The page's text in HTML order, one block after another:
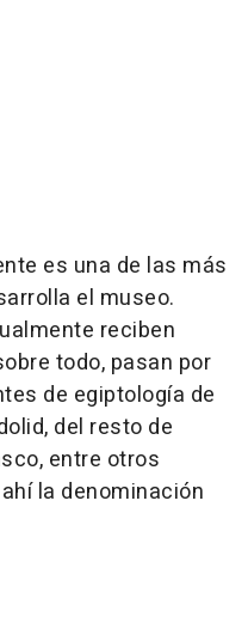
es una de las más
el museo.
reciben
todo, pasan por
de egiptología de
del resto de
entre otros
la denominación